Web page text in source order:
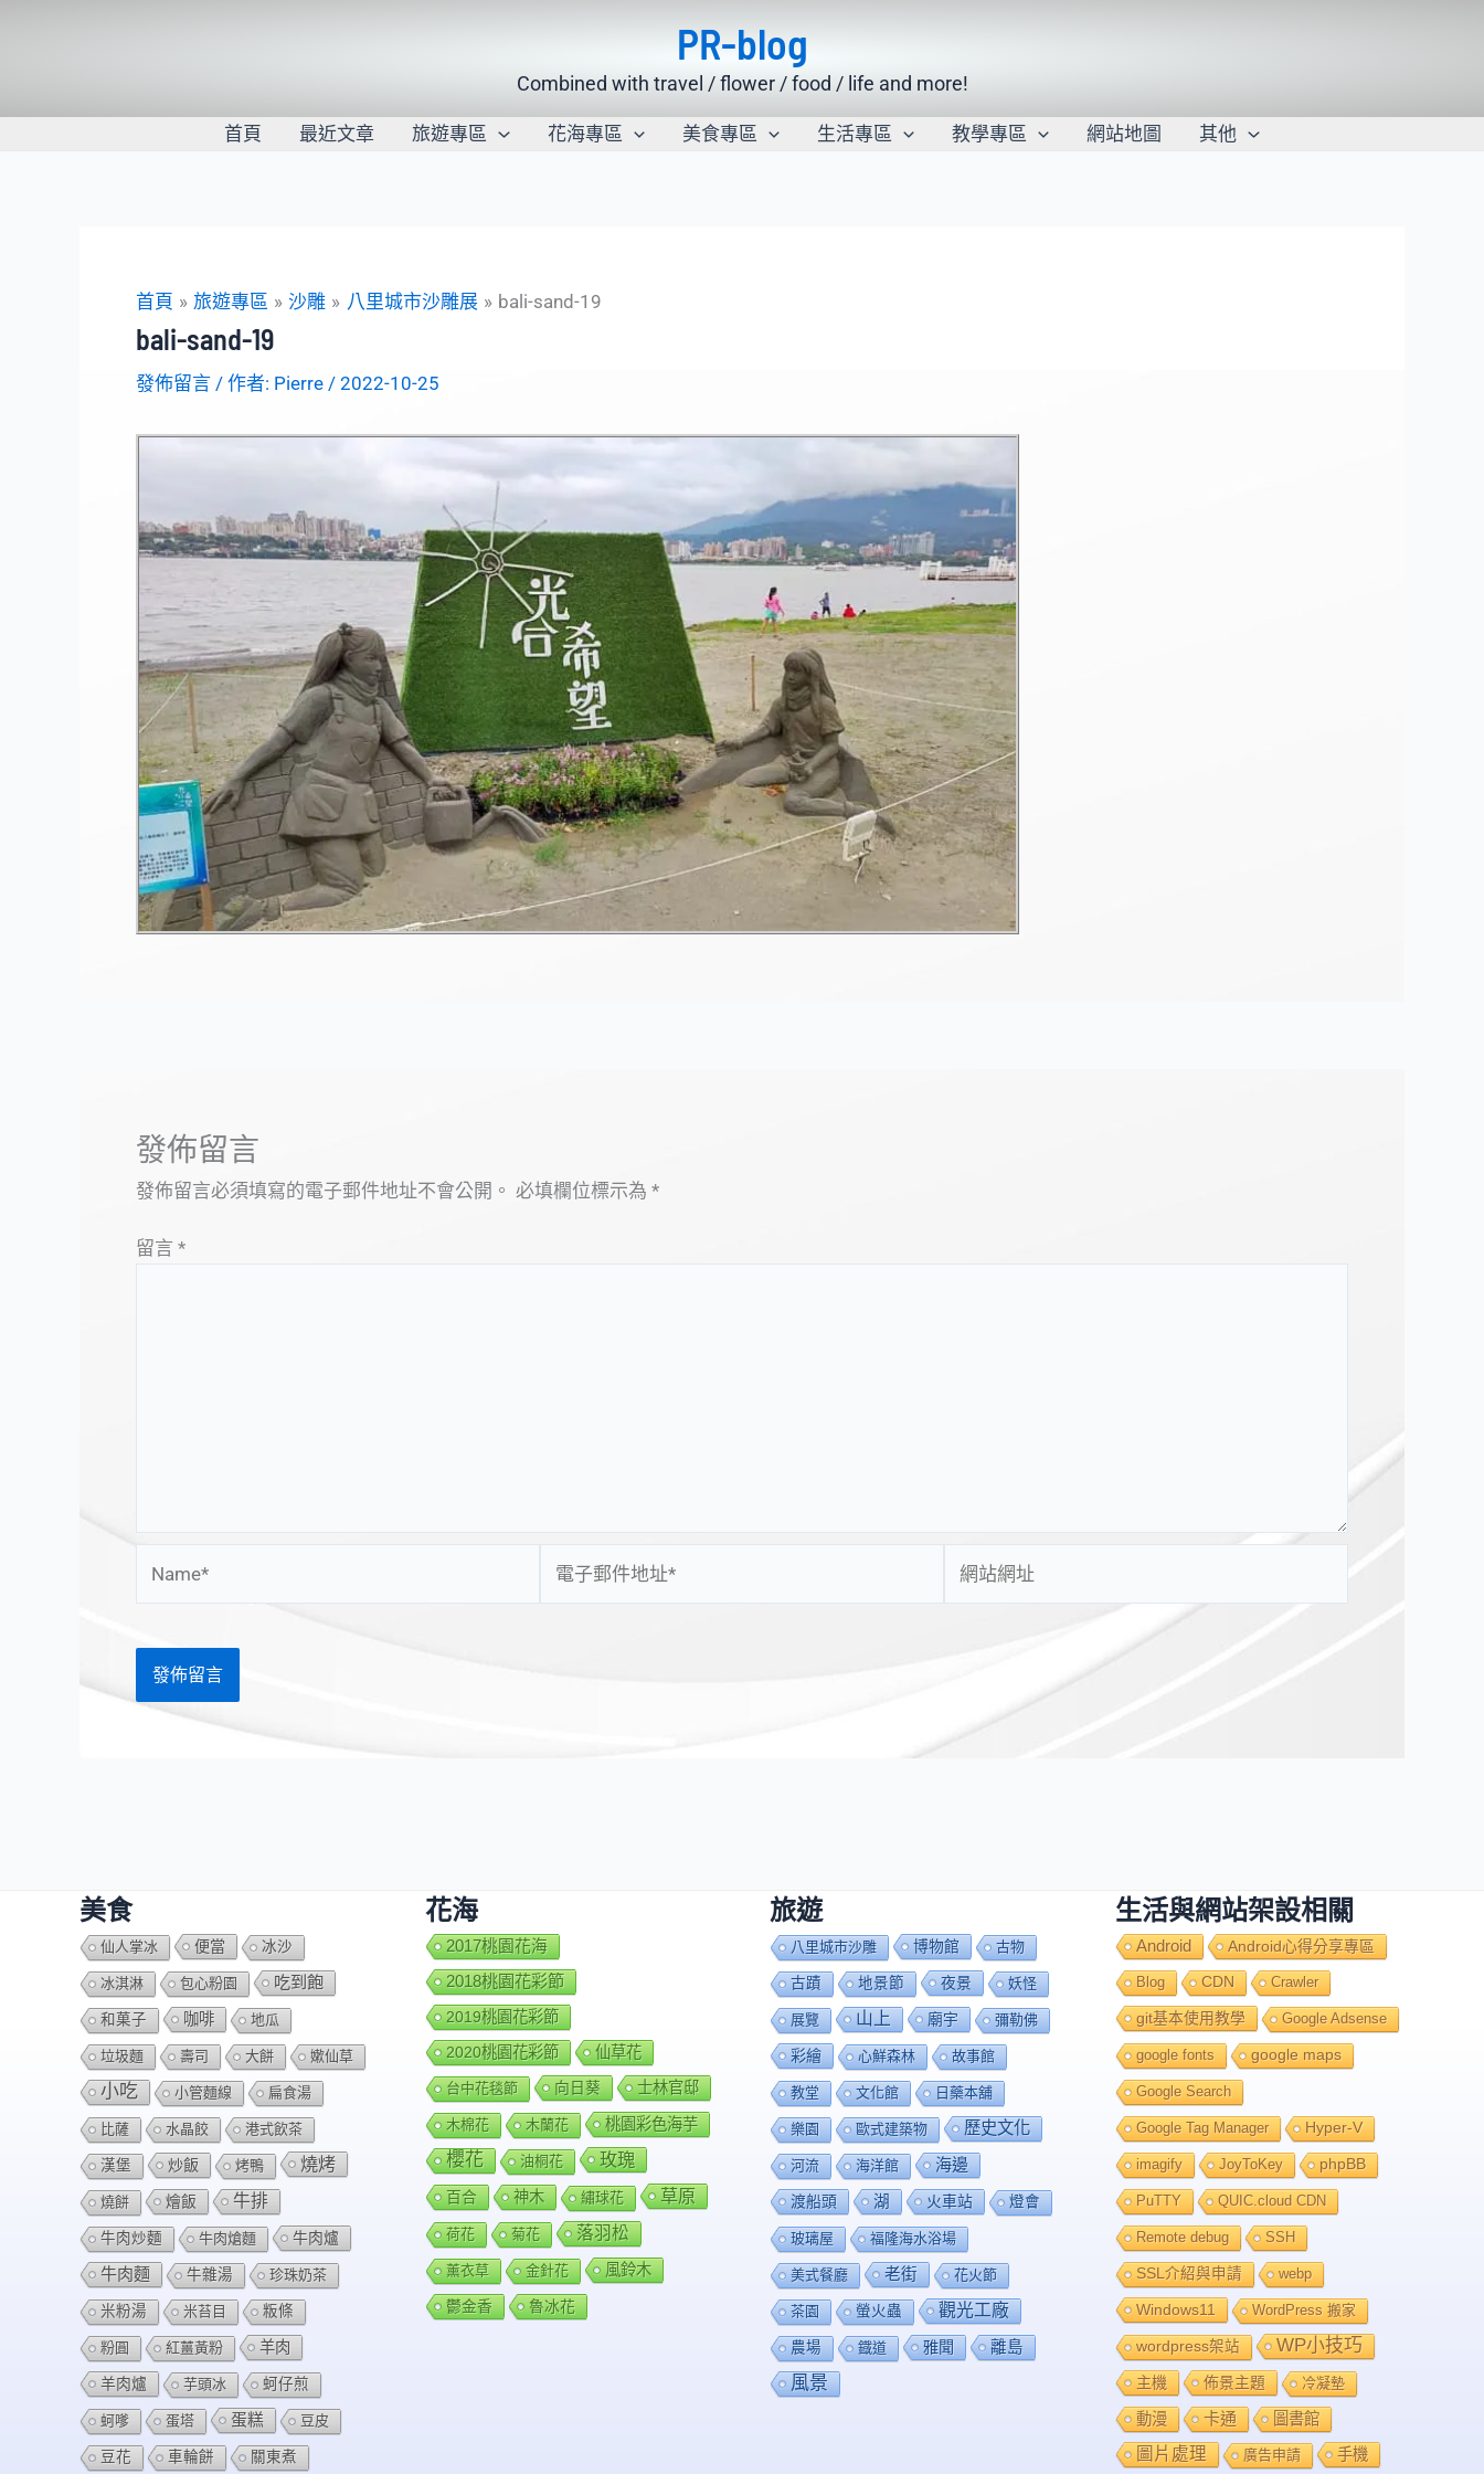
PR-blog
Combined with travel / flower / food / life and more!
首頁 最近文章 旅遊專區 花海專區 美食專區 生活專區 教學專區 網站地圖 其他
首頁 旅遊專區 沙雕 八里城市沙雕展 bali-sand-19
bali-sand-19
發佈留言 / 作者: Pierre / 2022-10-25
發佈留言
發佈留言必須填寫的電子郵件地址不會公開。 必填欄位標示為 *
留言 *
站
美食
仙人掌冰 便當 冰沙
冰淇淋 包心粉園 吃到飽
和菓子 咖啡 地瓜
垃圾麵 壽司 大餅 嫰仙草
小吃 小管麵線 扁食湯
比薩 水晶餃 港式飲茶
漢堡 炒飯 烤鴨 燒烤
燒餅 燴飯 牛排
牛肉炒麵 牛肉熗麵 牛肉爐
牛肉麵 牛雜湯 珍珠奶茶
米粉湯 米苔目 粄條
粉圓 紅薑黃粉 羊肉
羊肉爐 芋頭冰 蚵仔煎
蚵嗲 蛋塔 蛋糕 豆皮
豆花 車輪餅 關東煮
花海
2017桃園花海
2018桃園花彩節
2019桃園花彩節
2020桃園花彩節
仙草花
台中花毯節 向日葵 士林官邸
木棉花 木蘭花 桃園彩色海芋
櫻花 油桐花 玫瑰
百合 神木 繡球花 草原
荷花 菊花 落羽松
薰衣草 金針花 風鈴木
鬱金香 魯冰花
旅遊
八里城市沙雕 博物館 古物
古蹟 地景節 夜景 妖怪
展覽 山上 廟宇 彌勒佛
彩繪 心鮮森林 故事館
教堂 文化館 日藥本舖
樂園 歐式建築物 歷史文化
河流 海洋館 海邊
渡船頭 湖 火車站 燈會
玻璃屋 福隆海水浴場
美式餐廳 老街 花火節
茶園 螢火蟲 觀光工廠
農場 鐡道 雅聞 離島
風景
生活與網站架設相關
Android Android心得分享專區
Blog CDN Crawler
git基本使用教學 Google Adsense
google fonts google maps
Google Search
Google Tag Manager Hyper-V
imagify JoyToKey phpBB
PuTTY QUIC.cloud CDN
Remote debug SSH
SSL介紹與申請 webp
Windows11 WordPress 搬家
wordpress架站 WP小技巧
主機 佈景主題 冷凝墊
動漫 卡通 圖書館
圖片處理 廣告申請 手機